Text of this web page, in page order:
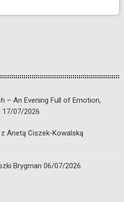
– An Evening Full of Emotion,
17/07/2026
Anetą Ciszek-Kowalską
Brygman 06/07/2026